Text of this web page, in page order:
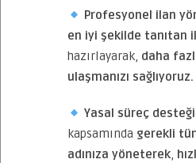
Profesyonel ilan
en iyi şekilde tanıtan
hazırlayarak, daha
ulaşmanızı sağlıyoruz.
Yasal süreç
kapsamında gerekli
adınıza yöneterek,